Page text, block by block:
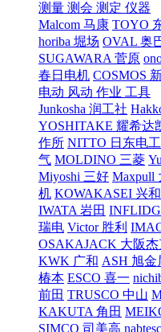
测量 测会 测定 仪器
Malcom 马康 TOYO
horiba 堀场 OVAL 奥
SUGAWARA 菅原
春日电机 COSMOS
电动 风动 作业 工具
Junkosha 润工社
YOSHITAKE 耀希达
作所 NITTO 日东电工
气 MOLDINO 三菱
Miyoshi 三好 Maxpull
机 KOWAKASEI 兴
IWATA 岩田
瑞电 Victor 胜利
OSAKAJACK 大阪杰
KWK 广和 ASH 旭金
椿本 ESCO 喜一
前田 TRUSCO 中山
KAKUTA 角田
SIMCO 司美高